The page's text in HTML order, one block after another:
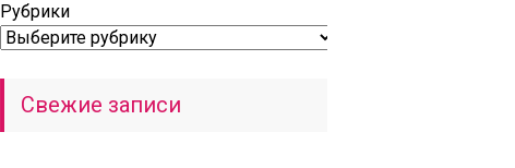
Рубрики
Свежие записи